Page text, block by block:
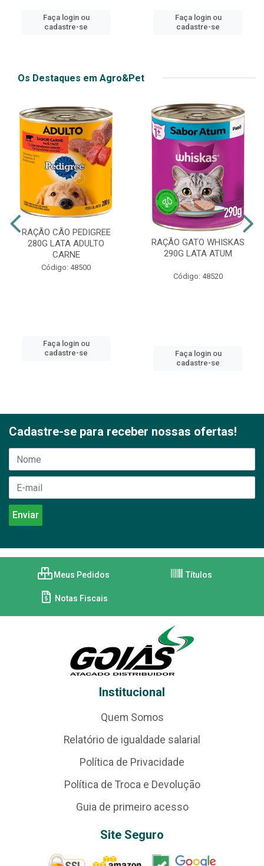
Faça login ou
cadastre-se
cadastre-se
Os Destaques em Agro&Pet
RAÇÃO CÃO PEDIGREE
280G LATA ADULTO
CARNE
Código: 48500
Faça login ou
cadastre-se
RAÇÃO GATO WHISKAS
290G LATA ATUM
Código: 48520
Faça login ou
cadastre-se
Cadastre-se para receber nossas ofertas!
Meus Pedidos Títulos
Notas Fiscais
Institucional
Quem Somos
Relatório de igualdade salarial
Política de Privacidade
Política de Troca e Devolução
Guia de primeiro acesso
Site Seguro